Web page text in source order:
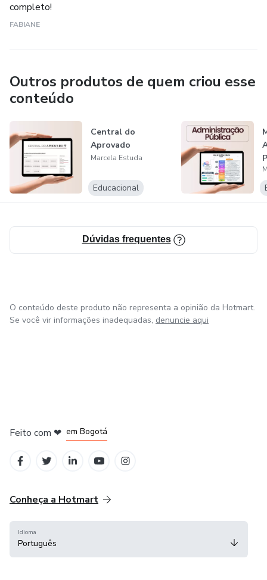
completo!
FABIANE
Outros produtos de quem criou esse
conteúdo
Central do
Aprovado
Marcela Estuda
Educacional
Dúvidas frequentes
O conteúdo deste produto não representa a opinião da Hotmart.
Se você vir informações inadequadas, denuncie aqui
Feito com ❤ em Bogotá
Conheça a Hotmart
Idioma
Português